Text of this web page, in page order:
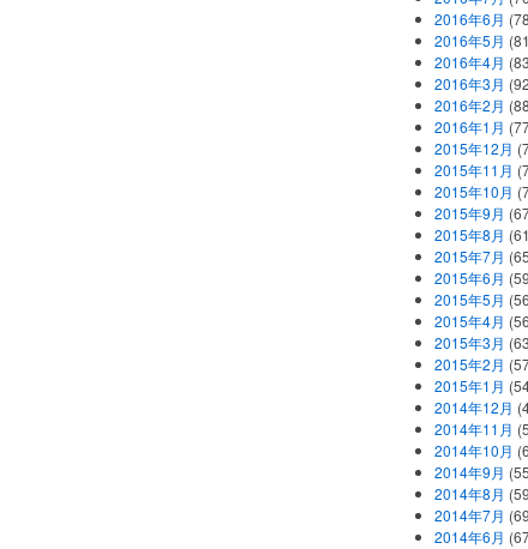
2016年6月
2016年5月
2016年4月
2016年3月
2016年2月
2016年1月
2015年12月
2015年11月
2015年10月
2015年9月
2015年8月
2015年7月
2015年6月
2015年5月
2015年4月
2015年3月
2015年2月
2015年1月
2014年12月
2014年11月
2014年10月
2014年9月
2014年8月
2014年7月
2014年6月